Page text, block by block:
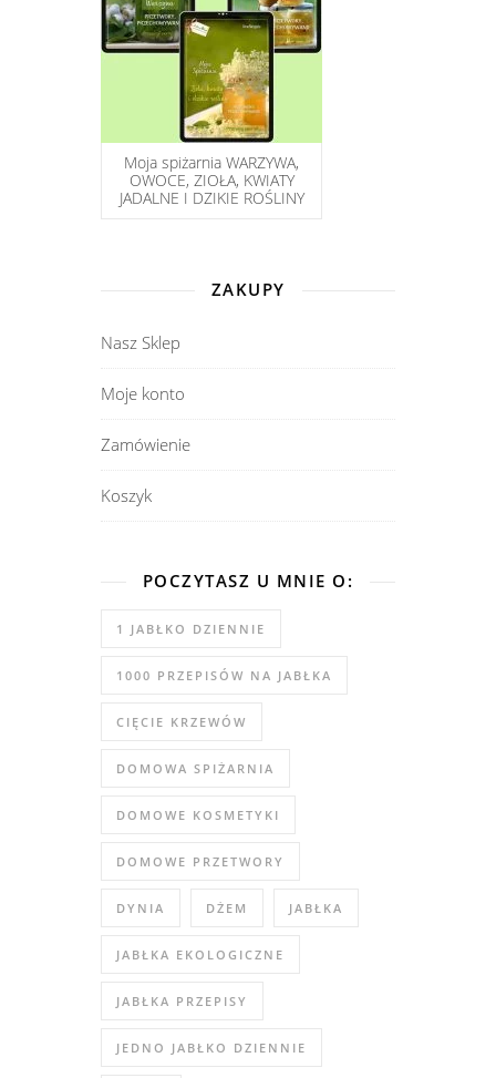
Moja spiżarnia WARZYWA,
OWOCE, ZIOŁA, KWIATY
JADALNE I DZIKIE ROŚLINY
ZAKUPY
Nasz Sklep
Moje konto
Zamówienie
Koszyk
POCZYTASZ U MNIE O:
1 JABŁKO DZIENNIE
1000 PRZEPISÓW NA JABŁKA
CIĘCIE KRZEWÓW
DOMOWA SPIŻARNIA
DOMOWE KOSMETYKI
DOMOWE PRZETWORY
DYNIA DŻEM JABŁKA
JABŁKA EKOLOGICZNE
JABŁKA PRZEPISY
JEDNO JABŁKO DZIENNIE